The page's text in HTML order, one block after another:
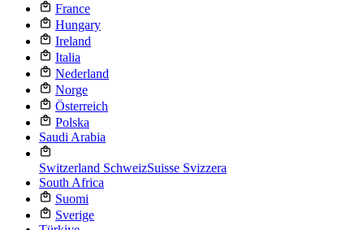
France
Hungary
Ireland
Italia
Nederland
Norge
Österreich
Polska
Saudi Arabia
Switzerland SchweizSuisse Svizzera
South Africa
Suomi
Sverige